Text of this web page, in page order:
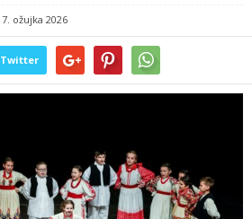
7. ožujka 2026
Twitter